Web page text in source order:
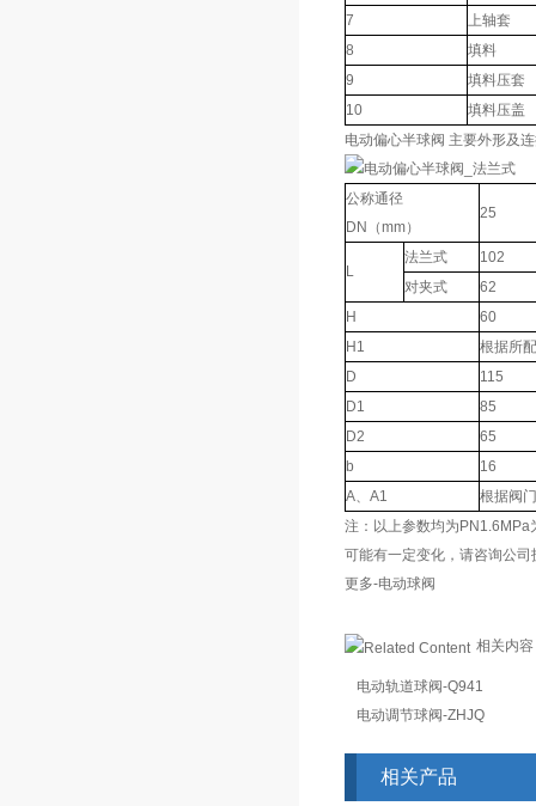
7
上轴套
8
填料
9
填料压套
10
填料压盖
电动偏心半球阀 主要外形及
公称通径
DN（mm）
25
L
法兰式
102
对夹式
62
H
60
H1
根据所
D
115
D1
85
D2
65
b
16
A、A1
根据阀
注：以上参数均为PN1.6MPa
可能有一定变化，请咨询公
更多-电动球阀
相关内容
电动轨道球阀-Q941
电动调节球阀-ZHJQ
相关产品